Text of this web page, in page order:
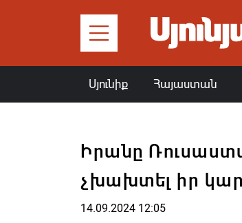
Սյունիք Հայաստան
Իրանը
չխախտել իր
14.09.2024 12:05